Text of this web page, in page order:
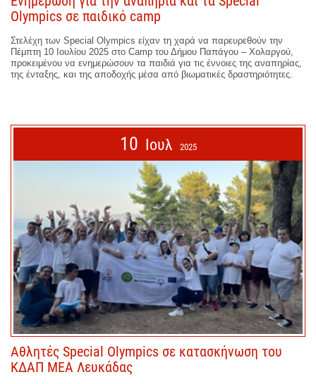
Olympics σε παιδικό camp
Στελέχη των Special Olympics είχαν τη χαρά να παρευρεθούν την
Πέμπτη 10 Ιουλίου 2025 στο Camp του Δήμου Παπάγου – Χολαργού,
προκειμένου να ενημερώσουν τα παιδιά για τις έννοιες της αναπηρίας,
της ένταξης, και της αποδοχής μέσα από βιωματικές δραστηριότητες.
10 Ιουλ 2025
Αθλητές Special Olympics σε κατασκήνωση του
ΚΔΑΠ ΜΕΑ Λευκάδας